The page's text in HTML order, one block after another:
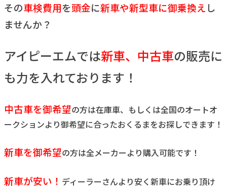
その車検費用を頭金に新車や新型車に御乗換え し
ませんか？
アイピーエムでは新車、中古車の販売に
も力を入れております！
中古車を御希望の方は在庫車、もしくは全国のオートオ
ークションより御希望に合ったおくるまをお探しできます！
新車を御希望の方は全メーカーより購入可能です！
新車が安い！ ディーラーさんより安く新車にお乗り頂け